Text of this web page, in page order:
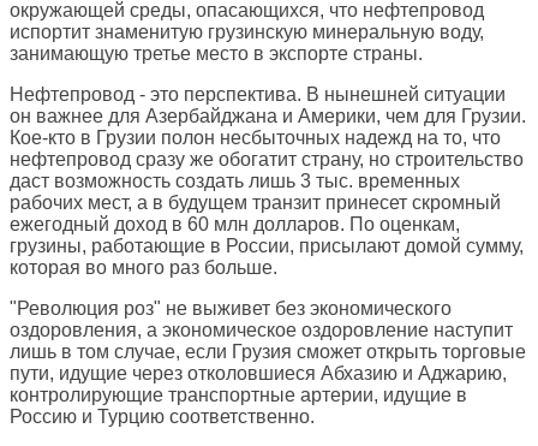
окружающей среды, опасающихся, что нефтепровод
испортит знаменитую грузинскую минеральную воду,
занимающую третье место в экспорте страны.
Нефтепровод - это перспектива. В нынешней ситуации
он важнее для Азербайджана и Америки, чем для Грузии.
Кое-кто в Грузии полон несбыточных надежд на то, что
нефтепровод сразу же обогатит страну, но строительство
даст возможность создать лишь 3 тыс. временных
рабочих мест, а в будущем транзит принесет скромный
ежегодный доход в 60 млн долларов. По оценкам,
грузины, работающие в России, присылают домой сумму,
которая во много раз больше.
"Революция роз" не выживет без экономического
оздоровления, а экономическое оздоровление наступит
лишь в том случае, если Грузия сможет открыть торговые
пути, идущие через отколовшиеся Абхазию и Аджарию,
контролирующие транспортные артерии, идущие в
Россию и Турцию соответственно.